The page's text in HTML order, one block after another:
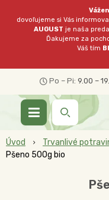
dovoľujeme si Vás
AUGUST je naša
Ďakujeme za
Váš tím
Po – Pi: 9.00 –
Úvod Trvanlivé
Pšeno 500g bio